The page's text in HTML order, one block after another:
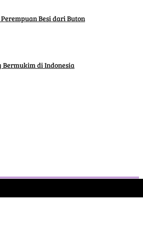
Besi dari Buton
Bermukim di Indonesia